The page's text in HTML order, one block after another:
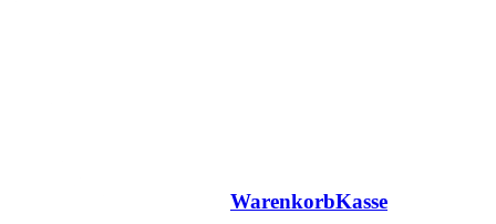
WarenkorbKasse